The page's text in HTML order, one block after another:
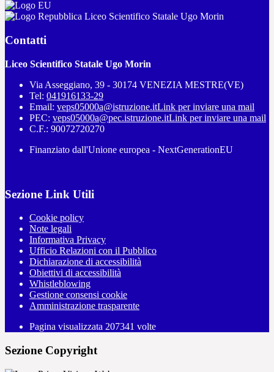
Liceo Scientifico Statale Ugo Morin
Contatti
Liceo Scientifico Statale Ugo Morin
Via Asseggiano, 39 - 30174 VENEZIA MESTRE(VE)
Tel: 041916133-29
Email: veps05000a@istruzione.itLink per inviare una mail
PEC: veps05000a@pec.istruzione.itLink per inviare una mail
C.F.: 90072720270
Finanziato dall'Unione europea - NextGenerationEU
Sezione Link Utili
Cookie policy
Note legali
Informativa Privacy
Ufficio Relazioni con il Pubblico
Dichiarazione di accessibilità
Obiettivi di accessibilità
Whistleblowing
Gestione consensi cookie
Amministrazione trasparente
Pagina visualizzata 207341 volte
Sezione Copyright